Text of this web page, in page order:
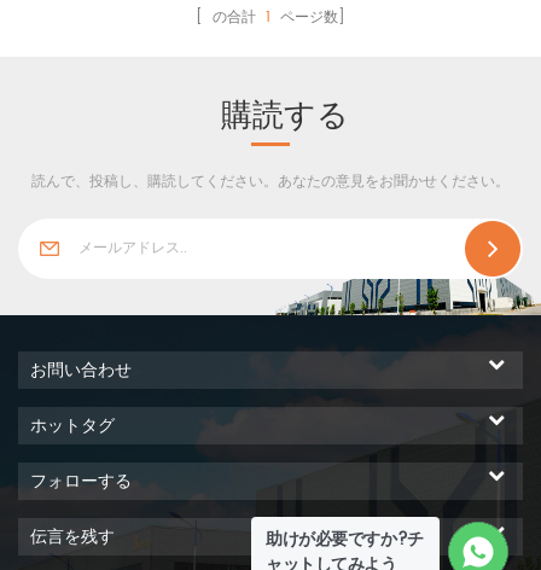
は、冷凍システム、断熱シス
[ の合計 1 ページ数]
購読する
読んで、投稿し、購読してください。あなたの意見をお聞かせください。
助けが必要ですか?チ
お問い合わせ
ホットタグ
フォローする
伝言を残す